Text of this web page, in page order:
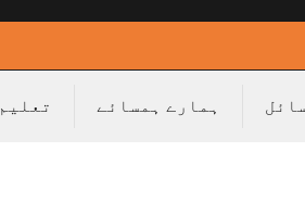
ہمارے ہمسائے تعلیم